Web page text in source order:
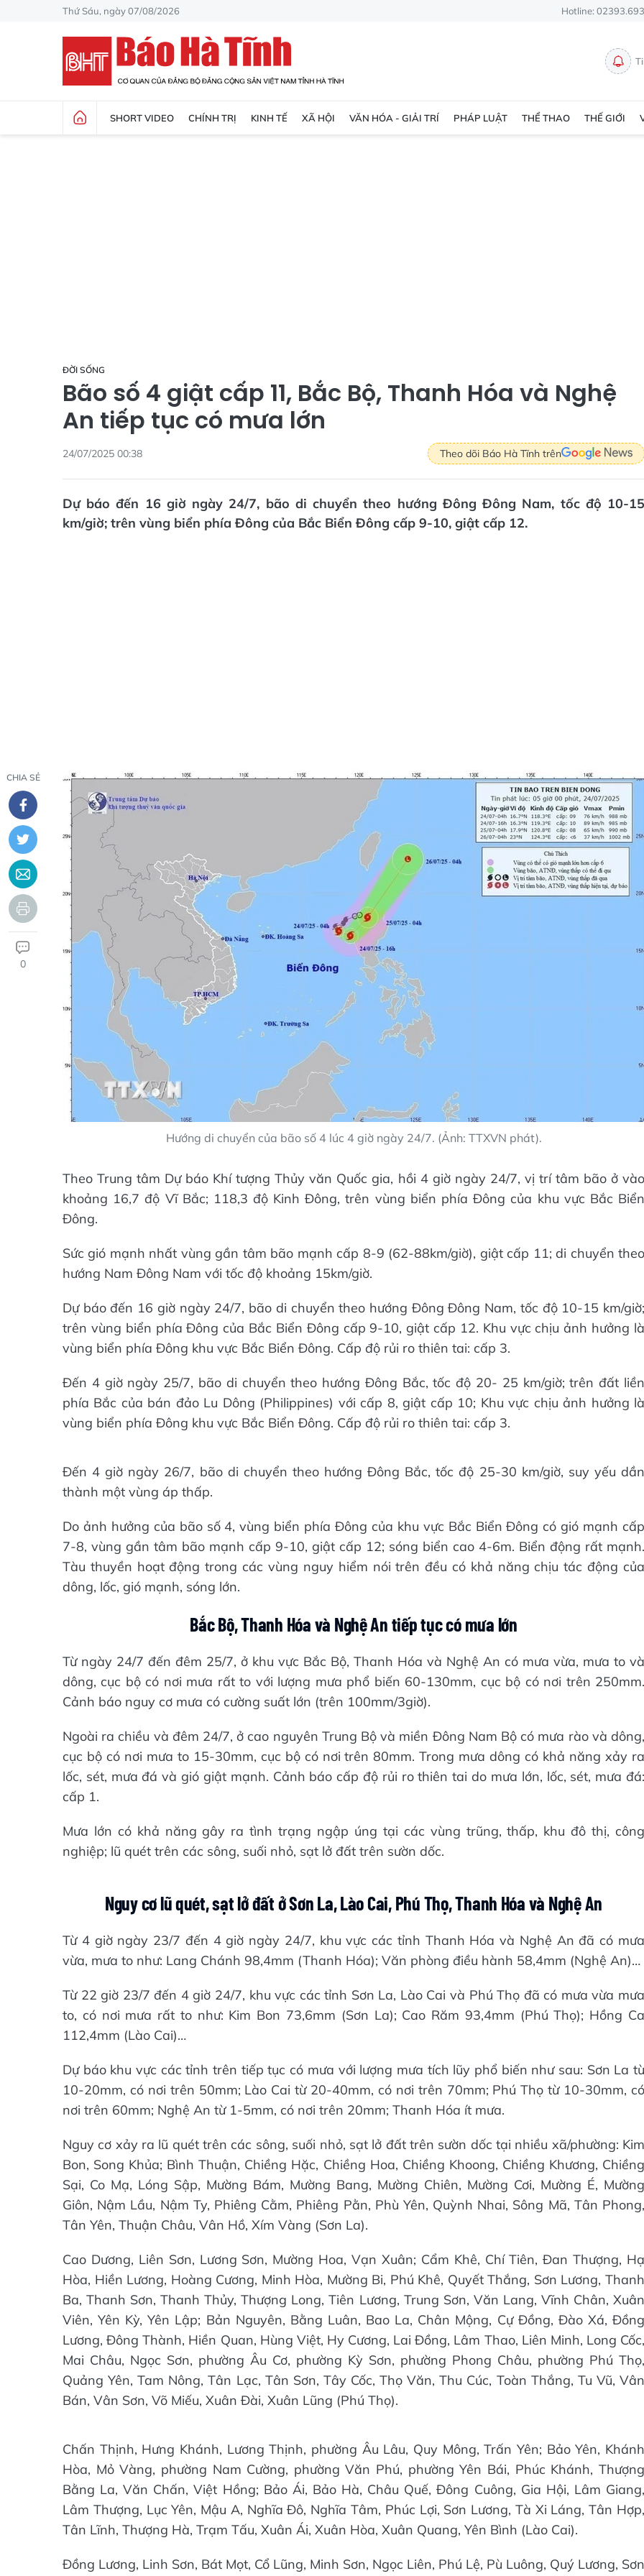
Thứ Sáu, ngày 07/08/2026 Hotline:
SHORT VIDEO CHÍNH TRỊ KINH TẾ XÃ HỘI VĂN HÓA - GIẢI TRÍ PHÁP LUẬT THỂ THAO THẾ GIỚI
ĐỜI SỐNG
Bão số 4 giật cấp 11, Bắc Bộ, Thanh Hóa và Nghệ
An tiếp tục có mưa lớn
24/07/2025 00:38 Theo dõi Báo Hà Tĩnh trên
Dự báo đến 16 giờ ngày 24/7, bão di chuyển theo hướng Đông Đông Nam, tốc độ 10-15
km/giờ; trên vùng biển phía Đông của Bắc Biển Đông cấp 9-10, giật cấp 12.
CHIA SẺ
0
Hướng di chuyển của bão số 4 lúc 4 giờ ngày 24/7. (Ảnh: TTXVN phát).
Theo Trung tâm Dự báo Khí tượng Thủy văn Quốc gia, hồi 4 giờ ngày 24/7, vị trí tâm bão ở vào
khoảng 16,7 độ Vĩ Bắc; 118,3 độ Kinh Đông, trên vùng biển phía Đông của khu vực Bắc Biển
Đông.
Sức gió mạnh nhất vùng gần tâm bão mạnh cấp 8-9 (62-88km/giờ), giật cấp 11; di chuyển theo
hướng Nam Đông Nam với tốc độ khoảng 15km/giờ.
Dự báo đến 16 giờ ngày 24/7, bão di chuyển theo hướng Đông Đông Nam, tốc độ 10-15 km/giờ;
trên vùng biển phía Đông của Bắc Biển Đông cấp 9-10, giật cấp 12. Khu vực chịu ảnh hưởng là
vùng biển phía Đông khu vực Bắc Biển Đông. Cấp độ rủi ro thiên tai: cấp 3.
Đến 4 giờ ngày 25/7, bão di chuyển theo hướng Đông Bắc, tốc độ 20- 25 km/giờ; trên đất liền
phía Bắc của bán đảo Lu Dông (Philippines) với cấp 8, giật cấp 10; Khu vực chịu ảnh hưởng là
vùng biển phía Đông khu vực Bắc Biển Đông. Cấp độ rủi ro thiên tai: cấp 3.
Đến 4 giờ ngày 26/7, bão di chuyển theo hướng Đông Bắc, tốc độ 25-30 km/giờ, suy yếu dần
thành một vùng áp thấp.
Do ảnh hưởng của bão số 4, vùng biển phía Đông của khu vực Bắc Biển Đông có gió mạnh cấp
7-8, vùng gần tâm bão mạnh cấp 9-10, giật cấp 12; sóng biển cao 4-6m. Biển động rất mạnh.
Tàu thuyền hoạt động trong các vùng nguy hiểm nói trên đều có khả năng chịu tác động của
dông, lốc, gió mạnh, sóng lớn.
Bắc Bộ, Thanh Hóa và Nghệ An tiếp tục có mưa lớn
Từ ngày 24/7 đến đêm 25/7, ở khu vực Bắc Bộ, Thanh Hóa và Nghệ An có mưa vừa, mưa to và
dông, cục bộ có nơi mưa rất to với lượng mưa phổ biến 60-130mm, cục bộ có nơi trên 250mm.
Cảnh báo nguy cơ mưa có cường suất lớn (trên 100mm/3giờ).
Ngoài ra chiều và đêm 24/7, ở cao nguyên Trung Bộ và miền Đông Nam Bộ có mưa rào và dông,
cục bộ có nơi mưa to 15-30mm, cục bộ có nơi trên 80mm. Trong mưa dông có khả năng xảy ra
lốc, sét, mưa đá và gió giật mạnh. Cảnh báo cấp độ rủi ro thiên tai do mưa lớn, lốc, sét, mưa đá:
cấp 1.
Mưa lớn có khả năng gây ra tình trạng ngập úng tại các vùng trũng, thấp, khu đô thị, công
nghiệp; lũ quét trên các sông, suối nhỏ, sạt lở đất trên sườn dốc.
Nguy cơ lũ quét, sạt lở đất ở Sơn La, Lào Cai, Phú Thọ, Thanh Hóa và Nghệ An
Từ 4 giờ ngày 23/7 đến 4 giờ ngày 24/7, khu vực các tỉnh Thanh Hóa và Nghệ An đã có mưa
vừa, mưa to như: Lang Chánh 98,4mm (Thanh Hóa); Văn phòng điều hành 58,4mm (Nghệ An)…
Từ 22 giờ 23/7 đến 4 giờ 24/7, khu vực các tỉnh Sơn La, Lào Cai và Phú Thọ đã có mưa vừa mưa
to, có nơi mưa rất to như: Kim Bon 73,6mm (Sơn La); Cao Răm 93,4mm (Phú Thọ); Hồng Ca
112,4mm (Lào Cai)…
Dự báo khu vực các tỉnh trên tiếp tục có mưa với lượng mưa tích lũy phổ biến như sau: Sơn La từ
10-20mm, có nơi trên 50mm; Lào Cai từ 20-40mm, có nơi trên 70mm; Phú Thọ từ 10-30mm, có
nơi trên 60mm; Nghệ An từ 1-5mm, có nơi trên 20mm; Thanh Hóa ít mưa.
Nguy cơ xảy ra lũ quét trên các sông, suối nhỏ, sạt lở đất trên sườn dốc tại nhiều xã/phường: Kim
Bon, Song Khủa; Bình Thuận, Chiềng Hặc, Chiềng Hoa, Chiềng Khoong, Chiềng Khương, Chiềng
Sại, Co Mạ, Lóng Sập, Mường Bám, Mường Bang, Mường Chiên, Mường Cơi, Mường É, Mường
Giôn, Nậm Lầu, Nậm Ty, Phiêng Cằm, Phiêng Pằn, Phù Yên, Quỳnh Nhai, Sông Mã, Tân Phong,
Tân Yên, Thuận Châu, Vân Hồ, Xím Vàng (Sơn La).
Cao Dương, Liên Sơn, Lương Sơn, Mường Hoa, Vạn Xuân; Cẩm Khê, Chí Tiên, Đan Thượng, Hạ
Hòa, Hiền Lương, Hoàng Cương, Minh Hòa, Mường Bi, Phú Khê, Quyết Thắng, Sơn Lương, Thanh
Ba, Thanh Sơn, Thanh Thủy, Thượng Long, Tiên Lương, Trung Sơn, Văn Lang, Vĩnh Chân, Xuân
Viên, Yên Kỳ, Yên Lập; Bản Nguyên, Bằng Luân, Bao La, Chân Mộng, Cự Đồng, Đào Xá, Đồng
Lương, Đông Thành, Hiền Quan, Hùng Việt, Hy Cương, Lai Đồng, Lâm Thao, Liên Minh, Long Cốc,
Mai Châu, Ngọc Sơn, phường Âu Cơ, phường Kỳ Sơn, phường Phong Châu, phường Phú Thọ,
Quảng Yên, Tam Nông, Tân Lạc, Tân Sơn, Tây Cốc, Thọ Văn, Thu Cúc, Toàn Thắng, Tu Vũ, Vân
Bán, Vân Sơn, Võ Miếu, Xuân Đài, Xuân Lũng (Phú Thọ).
Chấn Thịnh, Hưng Khánh, Lương Thịnh, phường Âu Lâu, Quy Mông, Trấn Yên; Bảo Yên, Khánh
Hòa, Mỏ Vàng, phường Nam Cường, phường Văn Phú, phường Yên Bái, Phúc Khánh, Thượng
Bằng La, Văn Chấn, Việt Hồng; Bảo Ái, Bảo Hà, Châu Quế, Đông Cuông, Gia Hội, Lâm Giang,
Lâm Thượng, Lục Yên, Mậu A, Nghĩa Đô, Nghĩa Tâm, Phúc Lợi, Sơn Lương, Tà Xi Láng, Tân Hợp,
Tân Lĩnh, Thượng Hà, Trạm Tấu, Xuân Ái, Xuân Hòa, Xuân Quang, Yên Bình (Lào Cai).
Đồng Lương, Linh Sơn, Bát Mọt, Cổ Lũng, Minh Sơn, Ngọc Liên, Phú Lệ, Pù Luông, Quý Lương, Sơn